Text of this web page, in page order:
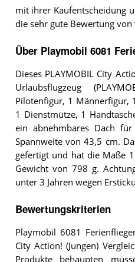
mit ihrer Kaufentscheidung
die sehr gute Bewertung von
Über Playmobil 6081
Dieses PLAYMOBIL City
Urlaubsflugzeug
Pilotenfigur, 1 Männerfigur,
1 Dienstmütze, 1
ein abnehmbares Dach
Spannweite von 43,5 cm.
gefertigt und hat die Maße
Gewicht von 798 g.
unter 3 Jahren wegen
Bewertungskriterien
Playmobil 6081
City Action! (Jungen)
Produkte behaupten